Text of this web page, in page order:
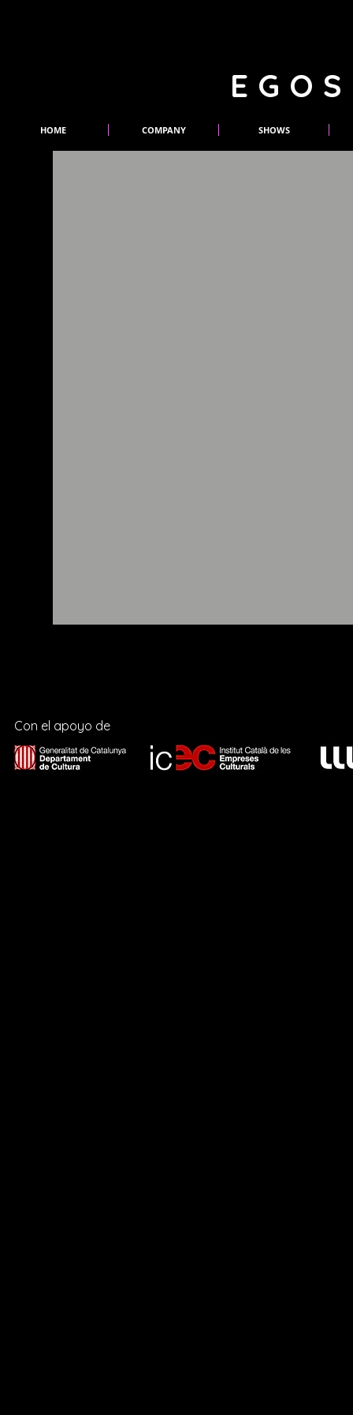
HOME COMPANY SHOWS
Con el apoyo de